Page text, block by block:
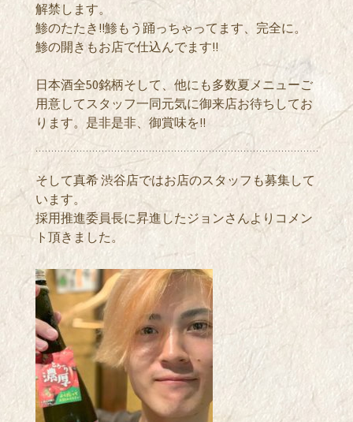
解禁します。
鯵のたたき!!鯵もう踊っちゃってます、完全に。
鯵の開きもお店で仕込んでます!!
日本酒全50銘柄そして、他にも多数夏メニューご
用意してスタッフ一同元気に御来店お待ちしてお
ります。是非是非、御賞味を!!
そして真希 渋谷店ではお店のスタッフも募集して
います。
採用推進委員長に昇進したジョンさんよりコメン
ト頂きました。